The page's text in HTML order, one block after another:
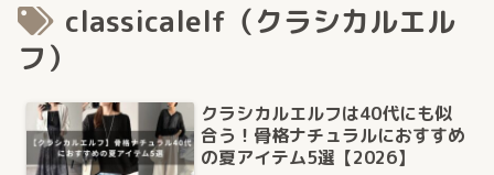
classicalelf（クラシカルエル
フ）
クラシカルエルフは40代にも似
合う！骨格ナチュラルにおすすめ
の夏アイテム5選【2026】